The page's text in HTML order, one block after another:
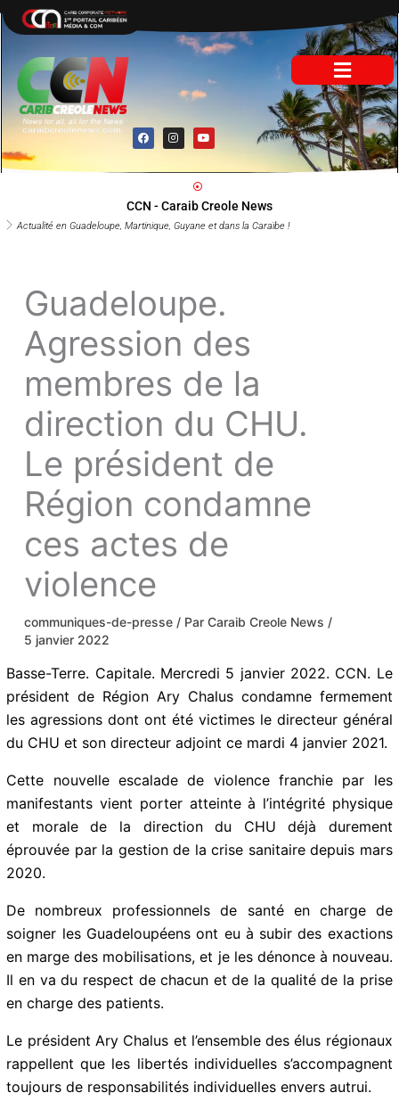
au
F
a
c
b
k
I
n
s
a
a
Y
o
u
u
Actualité en Guadeloupe, Martinique, Guyane et dans la Caraïbe !
CCN - Caraib Creole News
Guadeloupe.
Agression des
membres de la
direction du CHU.
Le président de
Région condamne
ces actes de
violence
communiques-de-presse / ParCaraib Creole News /
5 janvier 2022
Basse-Terre. Capitale. Mercredi 5 janvier 2022. CCN. Le
président de Région Ary Chalus condamne fermement
les agressions dont ont été victimes le directeur général
du CHU et son directeur adjoint ce mardi 4 janvier 2021.
Cette nouvelle escalade de violence franchie par les
manifestants vient porter atteinte à l’intégrité physique
et morale de la direction du CHU déjà durement
éprouvée par la gestion de la crise sanitaire depuis mars
2020.
De nombreux professionnels de santé en charge de
soigner les Guadeloupéens ont eu à subir des exactions
en marge des mobilisations, et je les dénonce à nouveau.
Il en va du respect de chacun et de la qualité de la prise
en charge des patients.
Le président Ary Chalus et l’ensemble des élus régionaux
rappellent que les libertés individuelles s’accompagnent
toujours de responsabilités individuelles envers autrui.